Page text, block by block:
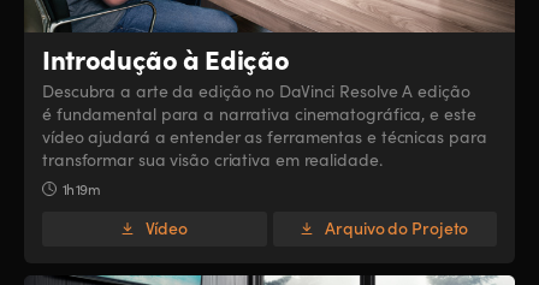
UAE
Ukraine
United Kingdom
United States
UAE
Ukraine
United Kingdom
United States
Introdução à Edição
Descubra a arte da edição no DaVinci Resolve A edição
é fundamental para a narrativa cinematográfica, e este
vídeo ajudará a entender as ferramentas e técnicas para
transformar sua visão criativa em realidade.
1h 19m
Vídeo Arquivo do Projeto